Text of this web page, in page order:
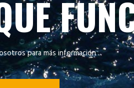
para más información